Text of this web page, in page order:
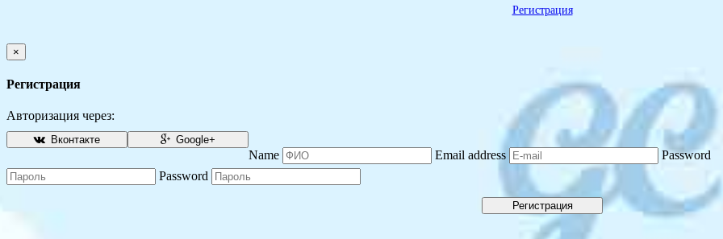
Регистрация
×
Регистрация
Авторизация через:
Вконтакте Google+
Name Email address
Password
Password
Регистрация